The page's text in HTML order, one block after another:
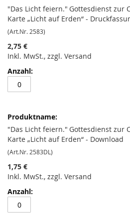
"Das Licht feiern." Gottesdienst zur
Karte „Licht auf Erden“ -
(Art.Nr. 2583)
2,75 €
Inkl. MwSt., zzgl. Versand
"Das Licht feiern." Gottesdienst zur
Karte „Licht auf Erden“ - Download
(Art.Nr. 2583DL)
1,75 €
Inkl. MwSt., zzgl. Versand